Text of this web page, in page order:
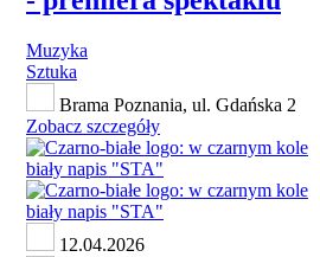
Muzyka
Sztuka
Brama Poznania, ul. Gdańska 2
Zobacz szczegóły
12.04.2026